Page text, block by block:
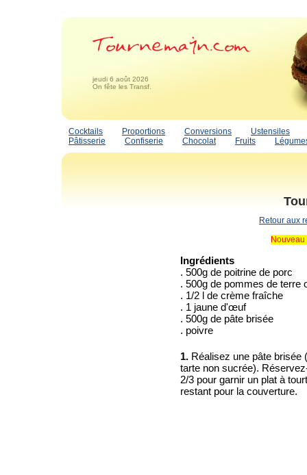
jeudi 6 août 2026
On fête les Transf.
Cocktails Proportions Conversions
Ustensiles
Pâtisserie
Confiserie Chocolat Fruits
Retour aux
Ingrédients
. 500g de poitrine de porc
. 500g de pommes de terre
. 1/2 l de crème fraîche
. 1 jaune d'œuf
. 500g de pâte brisée
. poivre
1. Réalisez une pâte brisée
tarte non sucrée).
2/3 pour garnir un plat à
restant pour la couverture.